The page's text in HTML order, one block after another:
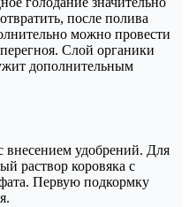
после полива
можно провести
Слой органики
дополнительным
внесением удобрений. Для
раствор коровяка с
Первую подкормку